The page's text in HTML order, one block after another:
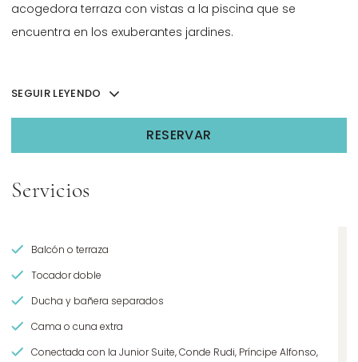
acogedora terraza con vistas a la piscina que se
encuentra en los exuberantes jardines.
SEGUIR LEYENDO
RESERVAR
Servicios
Balcón o terraza
Tocador doble
Ducha y bañera separados
Cama o cuna extra
Conectada con la Junior Suite, Conde Rudi, Príncipe Alfonso,